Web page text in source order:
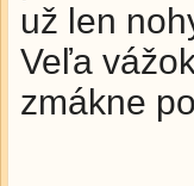
už len
Veľa
zmákne